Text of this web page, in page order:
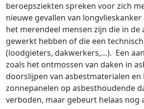
beroepsziekten spreken voor zich
nieuwe gevallen van longvlieskanker
het merendeel mensen zijn die in
gewerkt hebben of die een
(loodgieters, dakwerkers,…). Een
zoals het ontmossen van daken in
doorslijpen van asbestmaterialen en
zonnepanelen op asbesthoudende
verboden, maar gebeurt helaas nog